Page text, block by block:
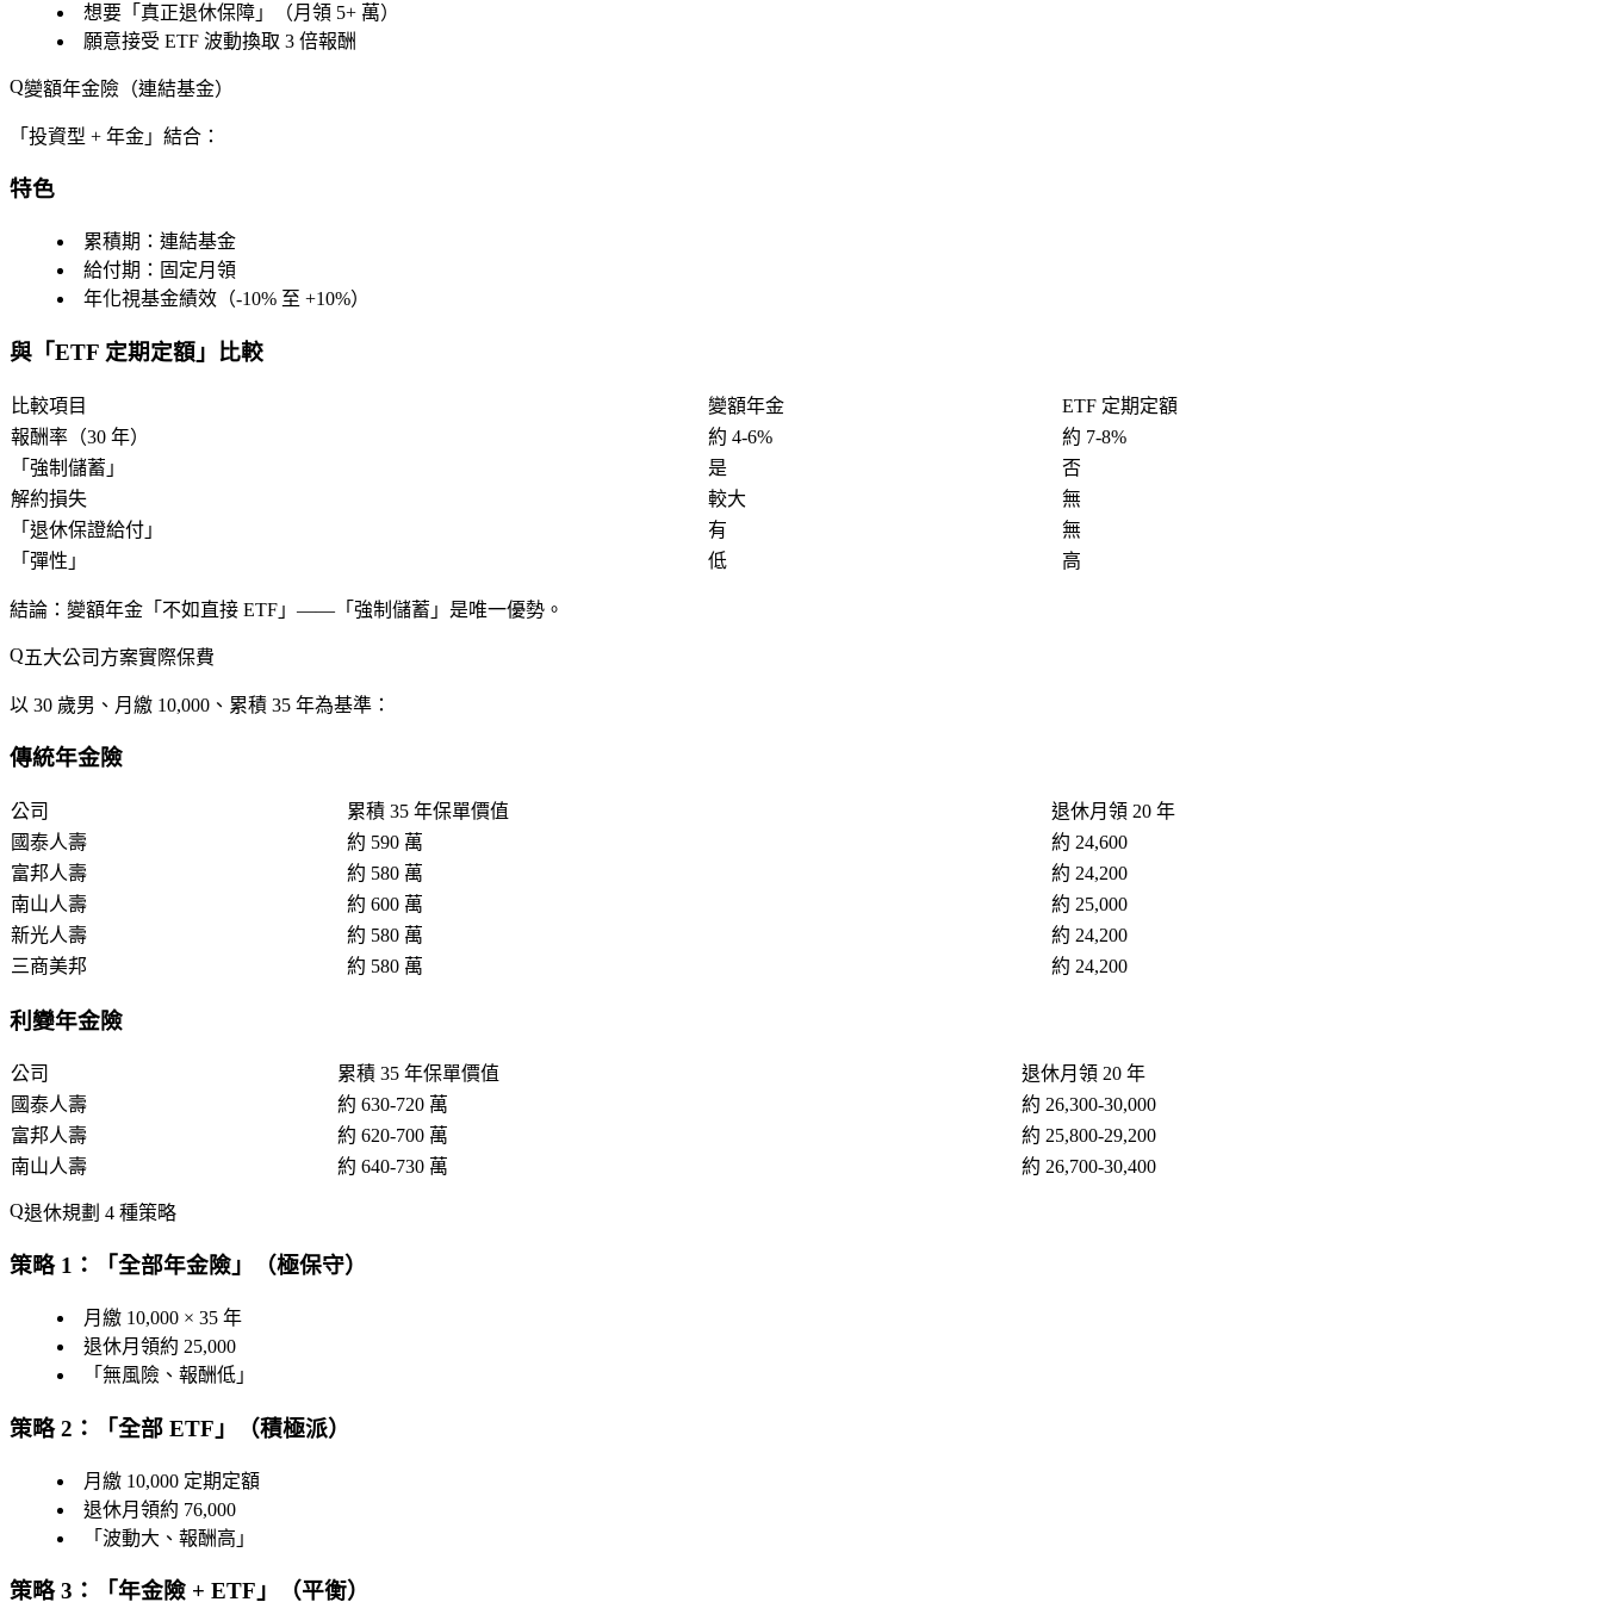
想要「真正退休保障」（月領 5+ 萬）
願意接受 ETF 波動換取 3 倍報酬
變額年金險（連結基金）
「投資型 + 年金」結合：
特色
累積期：連結基金
給付期：固定月領
年化視基金績效（-10% 至 +10%）
與「ETF 定期定額」比較
比較項目 變額年金
ETF 定期定額
報酬率（30 年）
約 4-6%
約 7-8%
「強制儲蓄」
是
否
解約損失
較大
無
「退休保證給付」
有
無
「彈性」
低 高
結論 ：變額年金「不如直接 ETF」——「強制儲蓄」是唯一優勢。
五大公司方案實際保費
以 30 歲男、月繳 10,000、累積 35 年為基準：
傳統年金險
公司 累積 35 年保單價值
退休月領 20 年
國泰人壽
約 590 萬
約 24,600
富邦人壽
約 580 萬
約 24,200
南山人壽
約 600 萬
約 25,000
新光人壽
約 580 萬
約 24,200
三商美邦
約 580 萬 約 24,200
利變年金險
公司 累積 35 年保單價值
退休月領 20 年
國泰人壽
約 630-720 萬
約 26,300-30,000
富邦人壽
約 620-700 萬
約 25,800-29,200
南山人壽
約 640-730 萬 約 26,700-30,400
退休規劃 4 種策略
策略 1：「全部年金險」（極保守）
月繳 10,000 × 35 年
退休月領約 25,000
「無風險、報酬低」
策略 2：「全部 ETF」（積極派）
月繳 10,000 定期定額
退休月領約 76,000
「波動大、報酬高」
策略 3：「年金險 + ETF」（平衡）